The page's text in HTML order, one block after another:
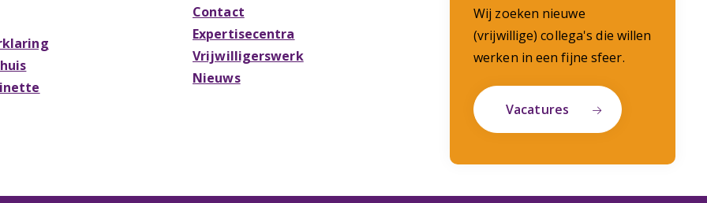
Contact
Expertisecentra
Vrijwilligerswerk
Nieuws
Wij zoeken nieuwe
(vrijwillige) collega's die willen
werken in een fijne sfeer.
Vacatures